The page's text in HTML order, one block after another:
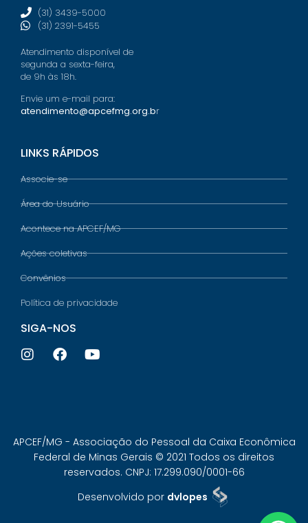
(31) 3439-5000
(31) 2391-5455
Atendimento disponível de
segunda a sexta-feira,
de 9h às 18h.
Envie um e-mail para:
atendimento@apcefmg.org.br
LINKS RÁPIDOS
Associe-se
Área do Usuário
Acontece na APCEF/MG
Ações coletivas
Convênios
Política de privacidade
SIGA-NOS
APCEF/MG - Associação do Pessoal da Caixa Econômica
Federal de Minas Gerais © 2021 Todos os direitos
reservados. CNPJ: 17.299.090/0001-66
Desenvolvido por dvlopes